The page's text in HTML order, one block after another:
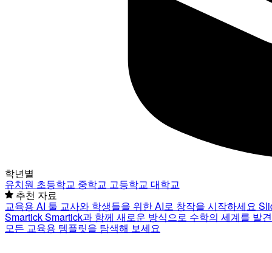
학년별
유치원 초등학교 중학교 고등학교 대학교
추천 자료
교육용 AI 툴 교사와 학생들을 위한 AI로 창작을 시작하세요
SmartickSmartick과 함께 새로운 방식으로 수학의 세계를 발
모든 교육용 템플릿을 탐색해 보세요